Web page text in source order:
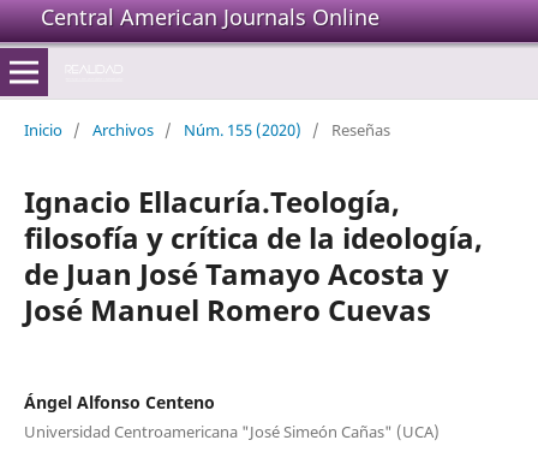
Central American Journals Online
Inicio / Archivos / Núm. 155 (2020) / Reseñas
Ignacio Ellacuría.Teología,
filosofía y crítica de la ideología,
de Juan José Tamayo Acosta y
José Manuel Romero Cuevas
Ángel Alfonso Centeno
Universidad Centroamericana "José Simeón Cañas" (UCA)